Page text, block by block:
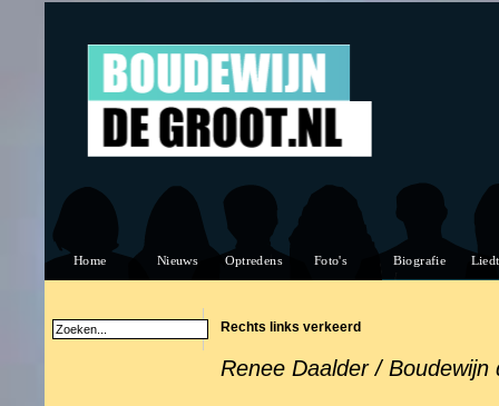
Rechts links verkeerd
Renee Daalder / Boudewijn